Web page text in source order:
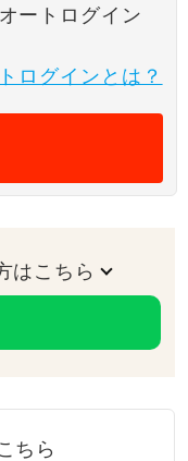
ートログイン
ログインとは？
はこちら
ちら